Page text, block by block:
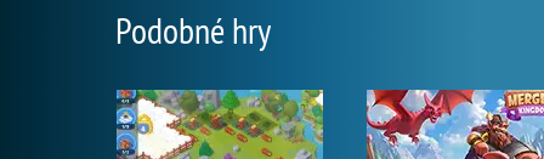
Podobné hry